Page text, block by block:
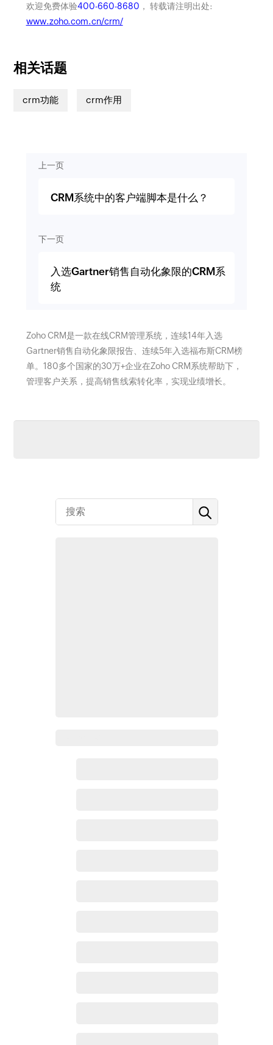
欢迎免费体验400-660-8680 ， 转载请注明出处:
www.zoho.com.cn/crm/
相关话题
crm功能 crm作用
上一页
CRM系统中的客户端脚本是什么？
下一页
入选Gartner销售自动化象限的CRM系
统
Zoho CRM是一款在线CRM管理系统，连续14年入选
Gartner销售自动化象限报告、连续5年入选福布斯CRM榜
单。180多个国家的30万+企业在Zoho CRM系统帮助下，
管理客户关系，提高销售线索转化率，实现业绩增长。